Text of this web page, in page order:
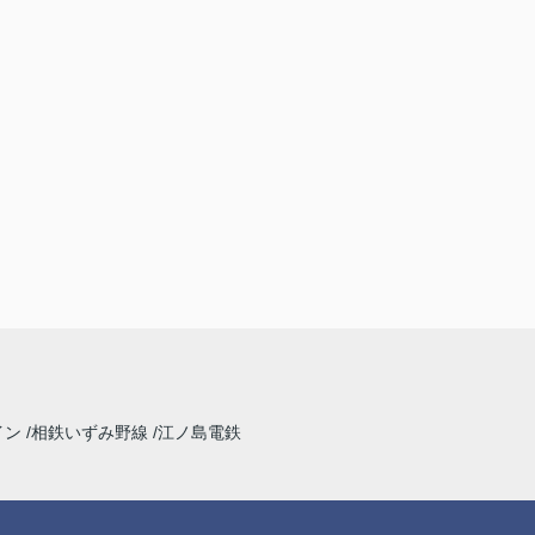
ン 相鉄いずみ野線 江ノ島電鉄